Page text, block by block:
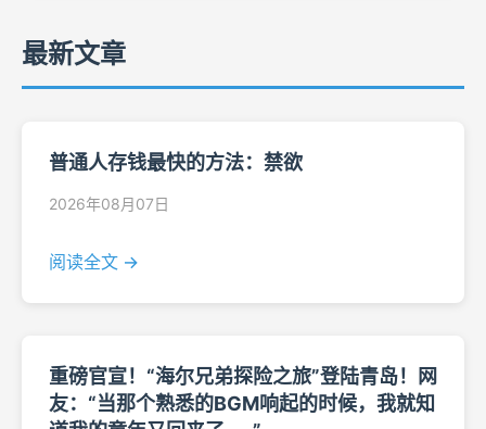
最新文章
普通人存钱最快的方法：禁欲
2026年08月07日
阅读全文 →
重磅官宣！“海尔兄弟探险之旅”登陆青岛！网
友：“当那个熟悉的BGM响起的时候，我就知